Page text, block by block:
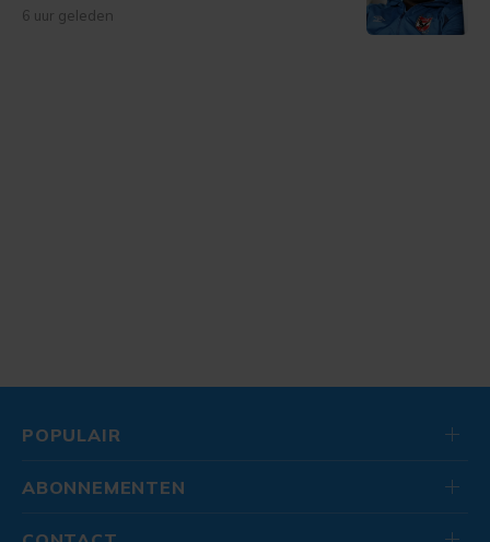
6 uur geleden
POPULAIR
ABONNEMENTEN